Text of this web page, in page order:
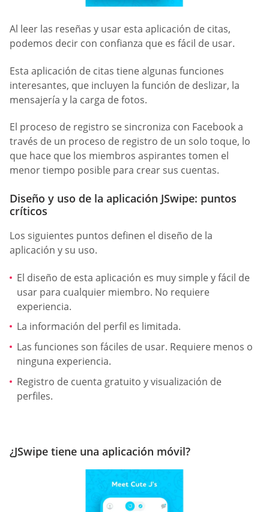
Al leer las reseñas y usar esta aplicación de citas,
podemos decir con confianza que es fácil de usar.
Esta aplicación de citas tiene algunas funciones
interesantes, que incluyen la función de deslizar, la
mensajería y la carga de fotos.
El proceso de registro se sincroniza con Facebook a
través de un proceso de registro de un solo toque, lo
que hace que los miembros aspirantes tomen el
menor tiempo posible para crear sus cuentas.
Diseño y uso de la aplicación JSwipe: puntos
críticos
Los siguientes puntos definen el diseño de la
aplicación y su uso.
El diseño de esta aplicación es muy simple y fácil de
usar para cualquier miembro. No requiere
experiencia.
La información del perfil es limitada.
Las funciones son fáciles de usar. Requiere menos o
ninguna experiencia.
Registro de cuenta gratuito y visualización de
perfiles.
¿JSwipe tiene una aplicación móvil?